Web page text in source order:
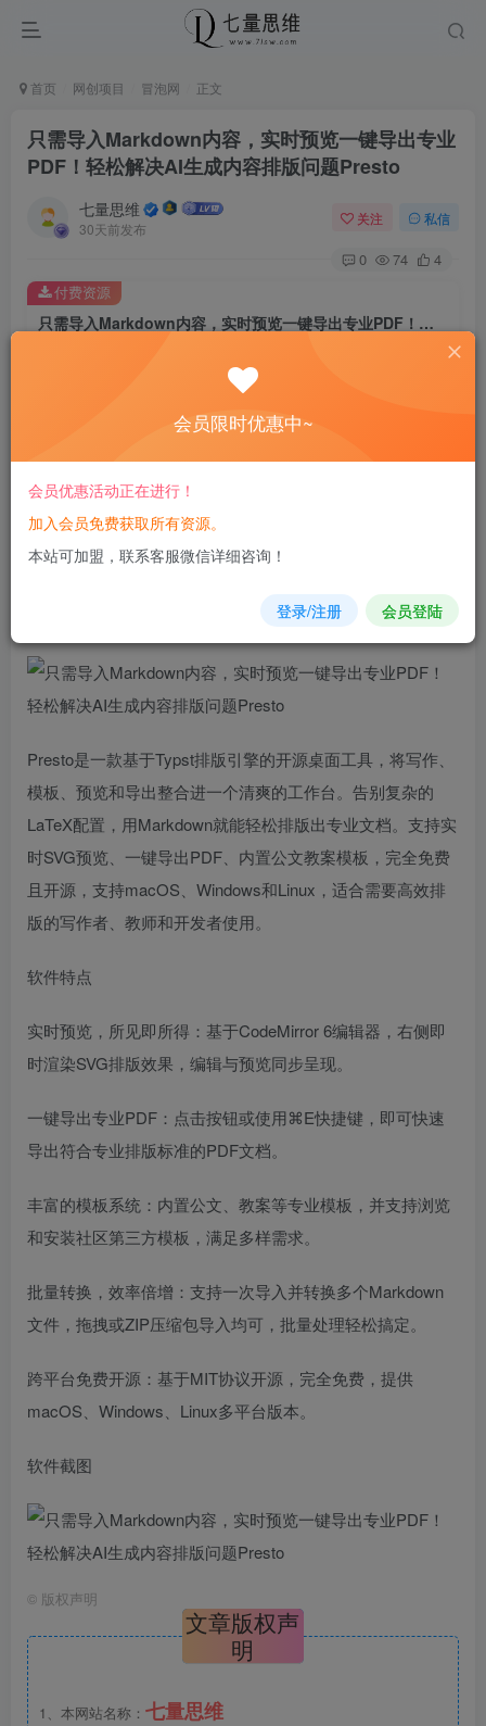
首页 网创项目 冒泡网 正文
只需导入Markdown内容，实时预览一键导出专业
PDF！轻松解决AI生成内容排版问题Presto
七量思维
30天前发布
关注 私信
0 74 4
只需导入Markdown内容，实时预览一键导出专业PDF！轻松解决AI生成内容排版问题Presto
8.8
免费
您当前未登录！建议登陆后购买，可保存购买订单
付费资源
Presto是一款基于Typst排版引擎的开源桌面工具，将写作、
模板、预览和导出整合进一个清爽的工作台。告别复杂的
LaTeX配置，用Markdown就能轻松排版出专业文档。支持实
时SVG预览、一键导出PDF、内置公文教案模板，完全免费
且开源，支持macOS、Windows和Linux，适合需要高效排
版的写作者、教师和开发者使用。
软件特点
实时预览，所见即所得：基于CodeMirror 6编辑器，右侧即
时渲染SVG排版效果，编辑与预览同步呈现。
一键导出专业PDF：点击按钮或使用⌘E快捷键，即可快速
导出符合专业排版标准的PDF文档。
丰富的模板系统：内置公文、教案等专业模板，并支持浏览
和安装社区第三方模板，满足多样需求。
批量转换，效率倍增：支持一次导入并转换多个Markdown
文件，拖拽或ZIP压缩包导入均可，批量处理轻松搞定。
跨平台免费开源：基于MIT协议开源，完全免费，提供
macOS、Windows、Linux多平台版本。
软件截图
© 版权声明
文章版权声
明
1、本网站名称： 七量思维
会员限时优惠中~
会员优惠活动正在进行！
加入会员免费获取所有资源。
本站可加盟，联系客服微信详细咨询！
登录/注册 会员登陆